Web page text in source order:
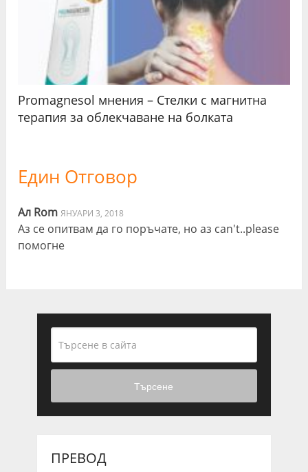
Promagnesol мнения – Стелки с магнитна
терапия за облекчаване на болката
Един Отговор
Ал Rom ЯНУАРИ 3, 2018
Аз се опитвам да го поръчате, но аз can't..please
помогне
Търсене
ПРЕВОД